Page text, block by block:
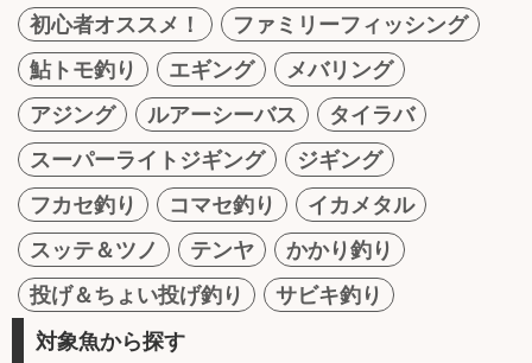
初心者オススメ！
ファミリーフィッシング
鮎トモ釣り
エギング
メバリング
アジング
ルアーシーバス
タイラバ
スーパーライトジギング
ジギング
フカセ釣り
コマセ釣り
イカメタル
スッテ＆ツノ
テンヤ
かかり釣り
投げ＆ちょい投げ釣り
サビキ釣り
対象魚から探す